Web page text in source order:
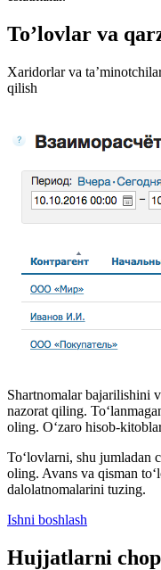
To’lovlar va
Xaridorlar va
qilish
Shartnomalar bajarilishini
nazorat qiling.
oling. O‘zaro hisob-
To‘lovlarni, shu jumladan
oling. Avans va qisman
dalolatnomalarini tuzing.
Ishni boshlash
Hujjatlarni